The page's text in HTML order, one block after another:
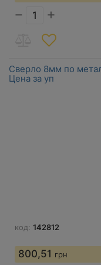
− +
Сверло 8мм по
Цена за уп
код: 142812
800,51 грн